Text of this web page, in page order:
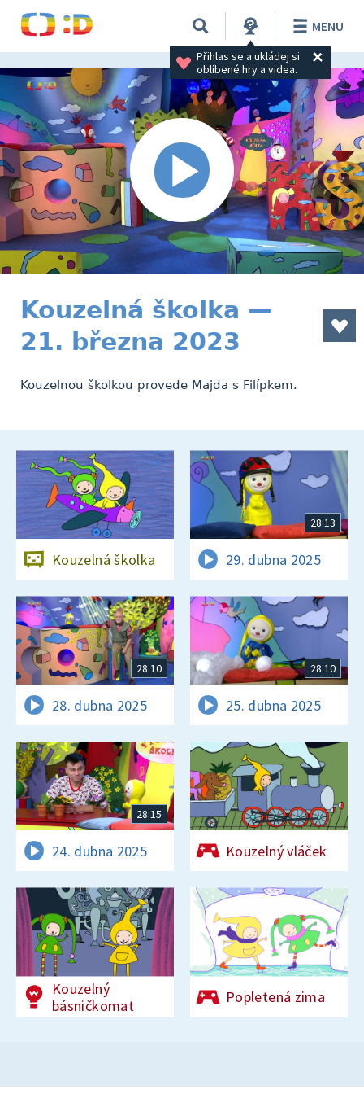
Přihlas se a ukládej si
oblíbené hry a videa.
MENU
Kouzelná školka —
21. března 2023
Kouzelnou školkou provede Majda s Filípkem.
Kouzelná školka
28:13
29. dubna 2025
28:10
28. dubna 2025
28:10
25. dubna 2025
28:15
24. dubna 2025 Kouzelný vláček
Kouzelný
básničkomat
Popletená zima